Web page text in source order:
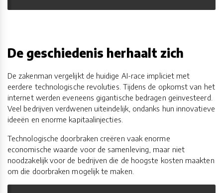
De geschiedenis herhaalt zich
De zakenman vergelijkt de huidige AI-race impliciet met
eerdere technologische revoluties. Tijdens de opkomst van het
internet werden eveneens gigantische bedragen geïnvesteerd.
Veel bedrijven verdwenen uiteindelijk, ondanks hun innovatieve
ideeën en enorme kapitaalinjecties.
Technologische doorbraken creëren vaak enorme
economische waarde voor de samenleving, maar niet
noodzakelijk voor de bedrijven die de hoogste kosten maakten
om die doorbraken mogelijk te maken.